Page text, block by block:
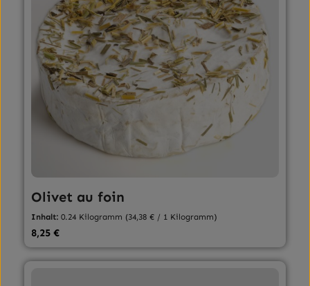
Olivet au foin
Inhalt:0.24 Kilogramm (34,38 € / 1 Kilogramm)
Regulärer Preis:
8,25 €